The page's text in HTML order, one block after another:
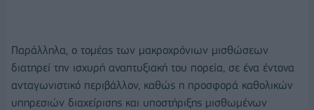
Παράλληλα, ο τομέας των μακροχρόνιων μισθώσεων
διατηρεί την ισχυρή αναπτυξιακή του πορεία, σε ένα έντονα
ανταγωνιστικό περιβάλλον, καθώς η προσφορά καθολικών
υπηρεσιών διαχείρισης και υποστήριξης μισθωμένων